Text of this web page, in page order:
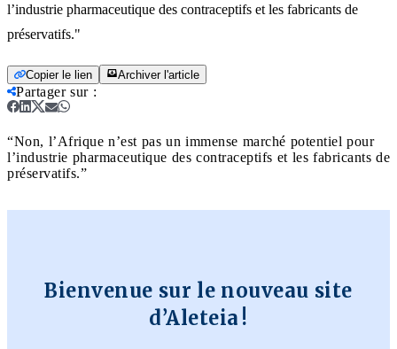
l’industrie pharmaceutique des contraceptifs et les fabricants de
préservatifs."
Copier le lien Archiver l'article
Partager sur:
“Non, l’Afrique n’est pas un immense marché potentiel pour
l’industrie pharmaceutique des contraceptifs et les fabricants de
préservatifs.”
Bienvenue sur le nouveau site
d’Aleteia !